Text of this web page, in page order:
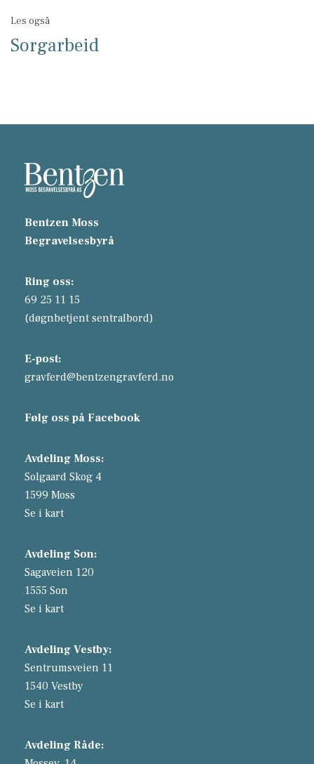
Les også
Sorgarbeid
Bentzen Moss
Begravelsesbyrå
Ring oss:
69 25 11 15
(døgnbetjent sentralbord)
E-post:
gravferd@bentzengravferd.no
Følg oss på Facebook
Avdeling Moss:
Solgaard Skog 4
1599 Moss
Se i kart
Avdeling Son:
Sagaveien 120
1555 Son
Se i kart
Avdeling Vestby:
Sentrumsveien 11
1540 Vestby
Se i kart
Avdeling Råde: